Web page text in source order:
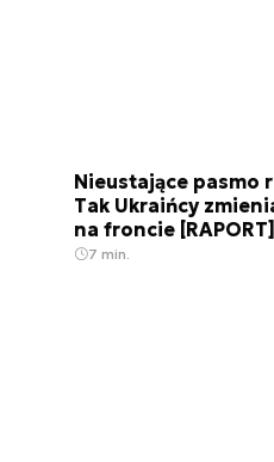
Nieustające pasmo
Tak Ukraińcy
na froncie [RAPORT]
7 min.